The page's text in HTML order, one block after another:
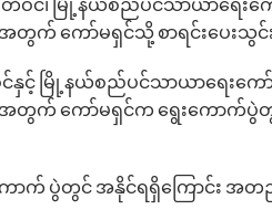
၊ မြို့နယ်စည်ပင်သာယာ‌ရေး‌ကေ
အတွက် ‌ကော်မရှင်သို့ စာရင်းပေး
မြို့နယ်စည်ပင်သာယာ‌ရေး‌ကော်မ
တွက် ‌ကော်မရှင်က ရွေးကောက်ပွဲ
ာက် ပွဲတွင် အနိုင်ရရှိ‌ကြောင်း အ